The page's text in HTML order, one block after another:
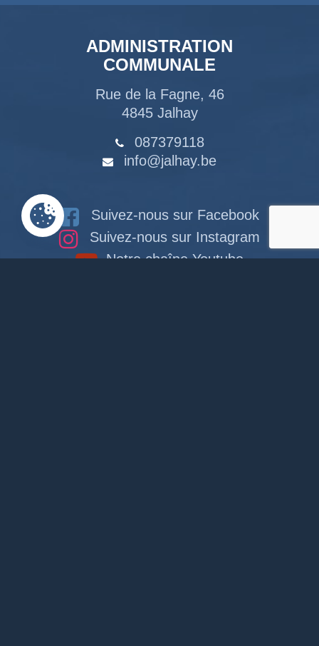
ADMINISTRATION
COMMUNALE
Rue de la Fagne, 46
4845 Jalhay
087379118
info@jalhay.be
Suivez-nous sur Facebook
Suivez-nous sur Instagram
Notre chaîne Youtube